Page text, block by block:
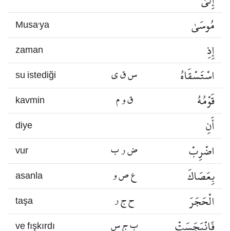
Musa’ya مُوسَىٰ
zaman إِذِ
su istediği س ق ي اسْتَسْقَاهُ
kavmin ق و م قَوْمُهُ
diye أَنِ
vur ض ر ب اضْرِبْ
asanla ع ص و بِعَصَاكَ
taşa ح ج ر الْحَجَرَ
ve fışkırdı ب ج س